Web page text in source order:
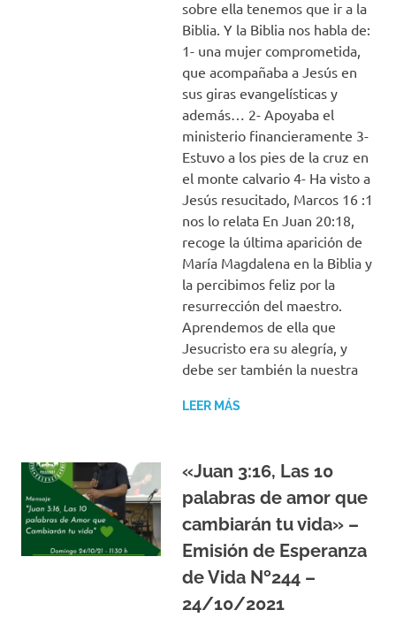
sobre ella tenemos que ir a la
Biblia. Y la Biblia nos habla de:
1- una mujer comprometida,
que acompañaba a Jesús en
sus giras evangelísticas y
además… 2- Apoyaba el
ministerio financieramente 3-
Estuvo a los pies de la cruz en
el monte calvario 4- Ha visto a
Jesús resucitado, Marcos 16 :1
nos lo relata En Juan 20:18,
recoge la última aparición de
María Magdalena en la Biblia y
la percibimos feliz por la
resurrección del maestro.
Aprendemos de ella que
Jesucristo era su alegría, y
debe ser también la nuestra
LEER MÁS
«Juan 3:16, Las 10
palabras de amor que
cambiarán tu vida» –
Emisión de Esperanza
de Vida Nº244 –
24/10/2021